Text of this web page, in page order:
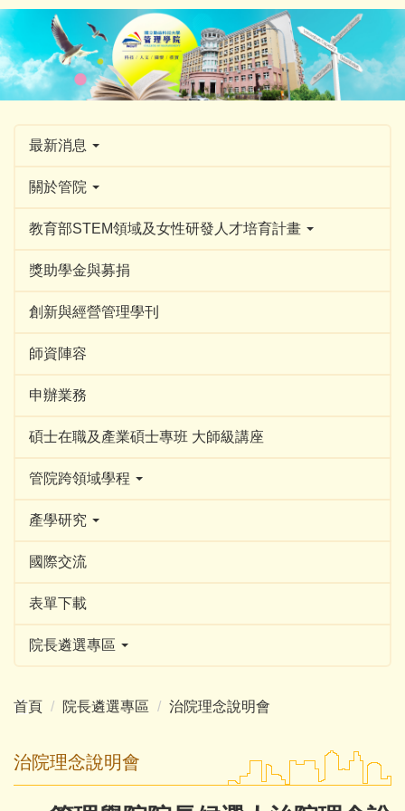
跳
到
主
要
內
最新消息
關於管院
教育部STEM領域及女性研發人才培育計畫
獎助學金與募捐
創新與經營管理學刊
師資陣容
申辦業務
碩士在職及產業碩士專班 大師級講座
管院跨領域學程
產學研究
國際交流
表單下載
院長遴選專區
首頁 院長遴選專區 治院理念說明會
治院理念說明會